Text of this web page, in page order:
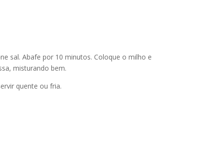
sal. Abafe por 10 minutos. Coloque o milho e
misturando bem.
quente ou fria.